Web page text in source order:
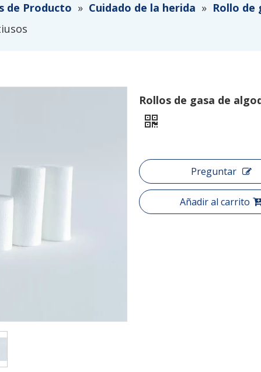
de Producto » Cuidado de la herida » Rollo de
Rollos de gasa de
Preguntar
Añadir al carrito